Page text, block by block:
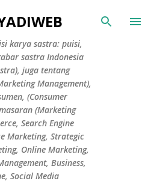
to main content
karya sastra: puisi,
sastra Indonesia
juga tentang
Management),
(Consumer
(Marketing
Search Engine
Marketing, Strategic
Online Marketing,
Business,
Social Media